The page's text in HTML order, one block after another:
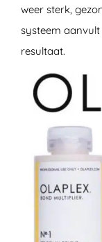
weer sterk,
systeem
resultaat.